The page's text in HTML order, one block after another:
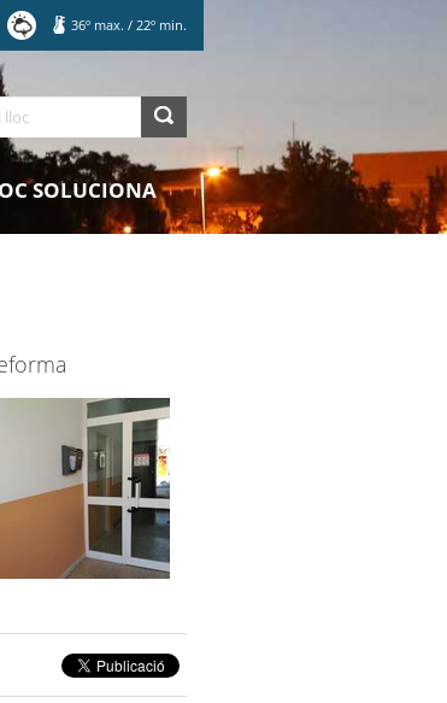
36º max. / 22º min.
SOLUCIONA